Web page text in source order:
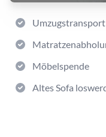
Möbelspende
Altes Sofa